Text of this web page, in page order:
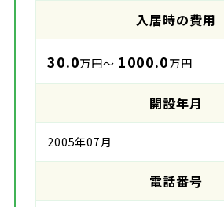
入居時の費用
30.0万円～ 1000.0万円
開設年月
2005年07月
電話番号